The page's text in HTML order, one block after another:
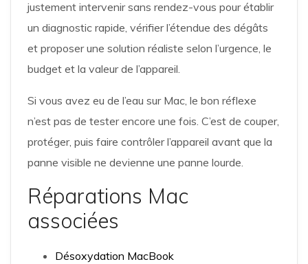
justement intervenir sans rendez-vous pour établir
un diagnostic rapide, vérifier l’étendue des dégâts
et proposer une solution réaliste selon l’urgence, le
budget et la valeur de l’appareil.
Si vous avez eu de l’eau sur Mac, le bon réflexe
n’est pas de tester encore une fois. C’est de couper,
protéger, puis faire contrôler l’appareil avant que la
panne visible ne devienne une panne lourde.
Réparations Mac
associées
Désoxydation MacBook